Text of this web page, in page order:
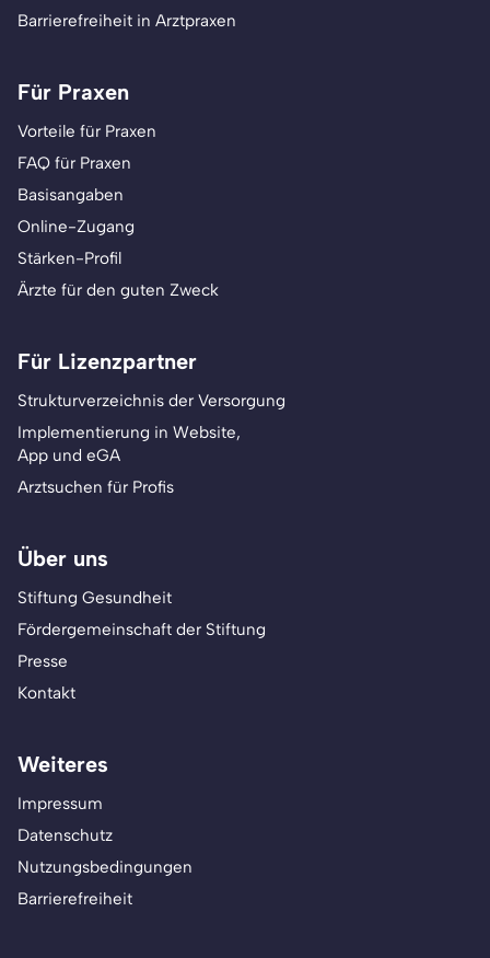
Barrierefreiheit in Arztpraxen
Für Praxen
Vorteile für Praxen
FAQ für Praxen
Basisangaben
Online-Zugang
Stärken-Profil
Ärzte für den guten Zweck
Für Lizenzpartner
Strukturverzeichnis der Versorgung
Implementierung in Website,
App und eGA
Arztsuchen für Profis
Über uns
Stiftung Gesundheit
Fördergemeinschaft der Stiftung
Presse
Kontakt
Weiteres
Impressum
Datenschutz
Nutzungsbedingungen
Barrierefreiheit